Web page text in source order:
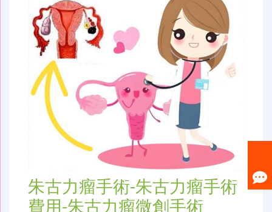
朱古力瘤手術-朱古力瘤手術
費用-朱古力瘤微創手術